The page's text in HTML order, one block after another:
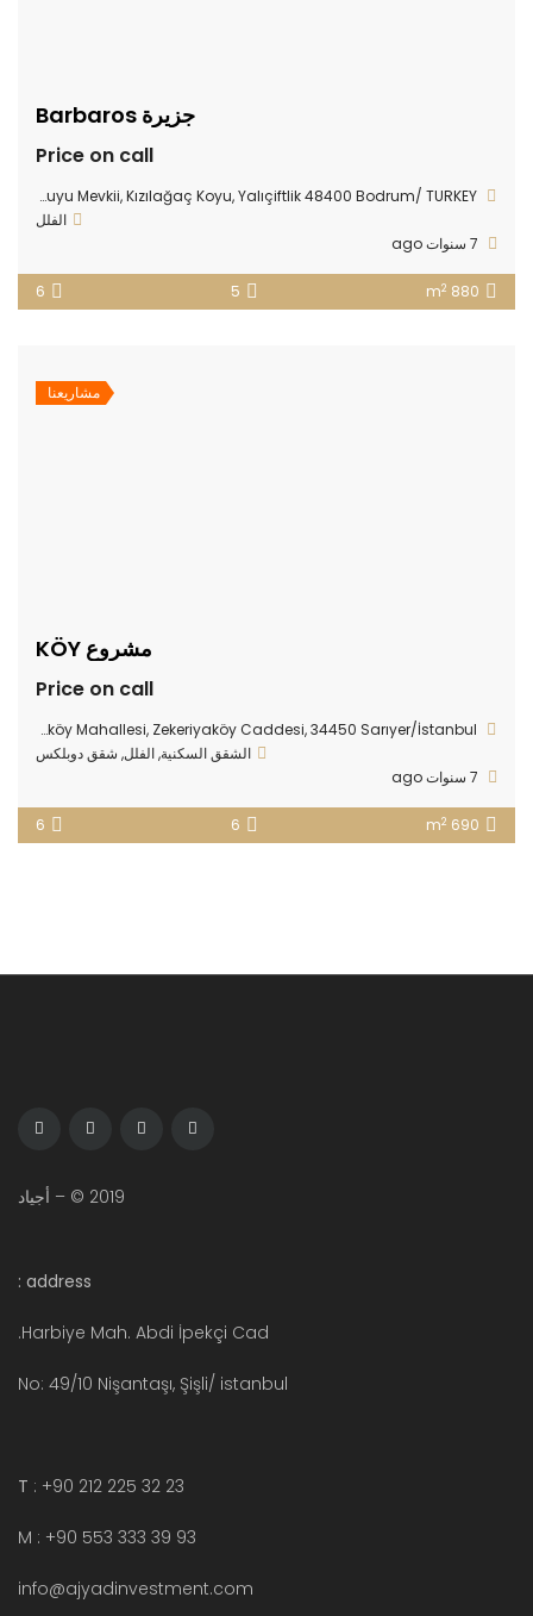
جزيرة Barbaros
Price on call
Bodrum Gerenkuyu Mevkii, Kızılağaç Koyu, Yalıçiftlik 48400 Bodrum/ TURKEY
الفلل
880 m
2
5
6
مشاريعنا
مشروع KÖY
Price on call
Zekeriyaköy Mahallesi, Zekeriyaköy Caddesi, 34450 Sarıyer/İstanbul
الشقق السكنية,الفلل, شقق دوبلكس
690 m
2
6
6
2019 © – أجياد
address :
Harbiye Mah. Abdi İpekçi Cad.
No: 49/10 Nişantaşı, Şişli/ istanbul
T : +90 212 225 32 23
M : +90 553 333 39 93
info@ajyadinvestment.com